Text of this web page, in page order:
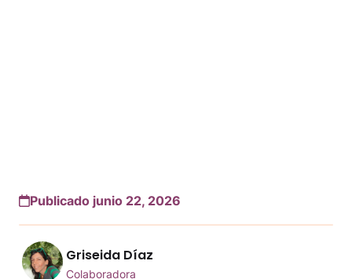
Publicado junio 22, 2026
Griseida Díaz
Colaboradora